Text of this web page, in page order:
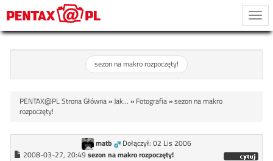
sezon na makro rozpoczęty!
PENTAX@PL Strona Główna»Jak... » Fotografia»sezon na makro
rozpoczęty!
matb
Dołączył: 02 Lis 2006
2008-03-27, 20:49 sezon na makro rozpoczęty!